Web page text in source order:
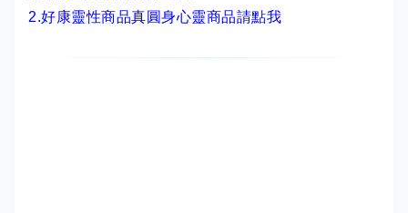
2.好康靈性商品真圓身心靈商品請點我